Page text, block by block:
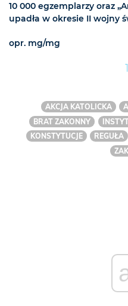
10 000 egzemplarzy oraz
upadła w okresie II wojny
opr. mg/mg
1
AKCJA KATOLICKA
BRAT ZAKONNY
KONSTYTUCJE
REGUŁA